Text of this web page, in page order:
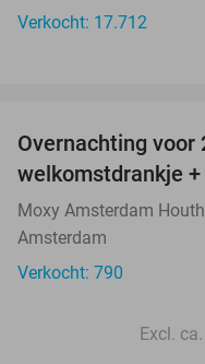
Verkocht: 17.712
Overnachting voor
welkomstdrankje
Moxy Amsterdam
Amsterdam
Verkocht: 790
Excl.